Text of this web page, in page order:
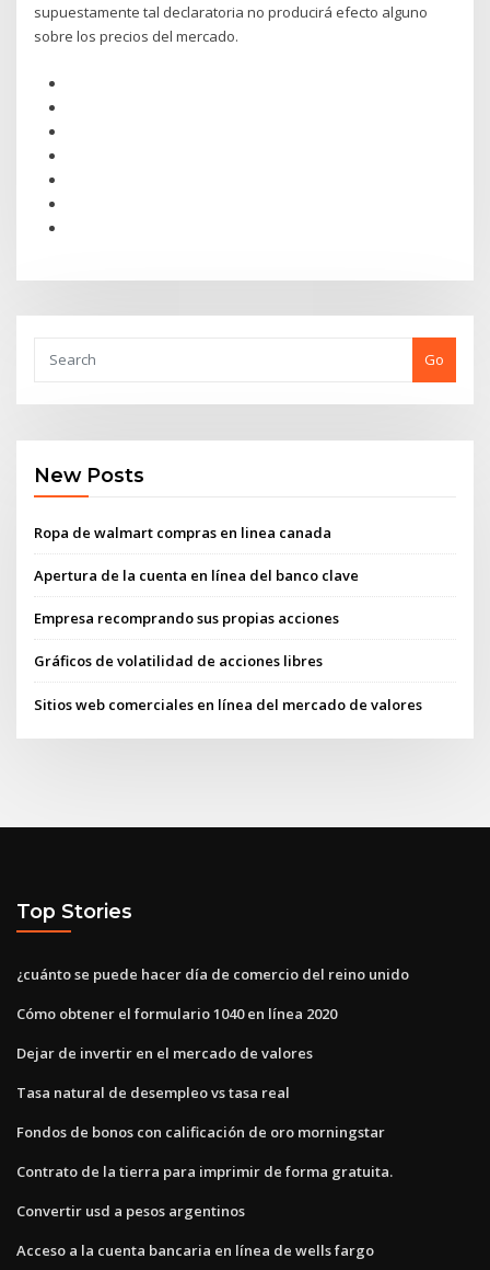
supuestamente tal declaratoria no producirá efecto alguno
sobre los precios del mercado.
Go
New Posts
Ropa de walmart compras en linea canada
Apertura de la cuenta en línea del banco clave
Empresa recomprando sus propias acciones
Gráficos de volatilidad de acciones libres
Sitios web comerciales en línea del mercado de valores
Top Stories
¿cuánto se puede hacer día de comercio del reino unido
Cómo obtener el formulario 1040 en línea 2020
Dejar de invertir en el mercado de valores
Tasa natural de desempleo vs tasa real
Fondos de bonos con calificación de oro morningstar
Contrato de la tierra para imprimir de forma gratuita.
Convertir usd a pesos argentinos
Acceso a la cuenta bancaria en línea de wells fargo